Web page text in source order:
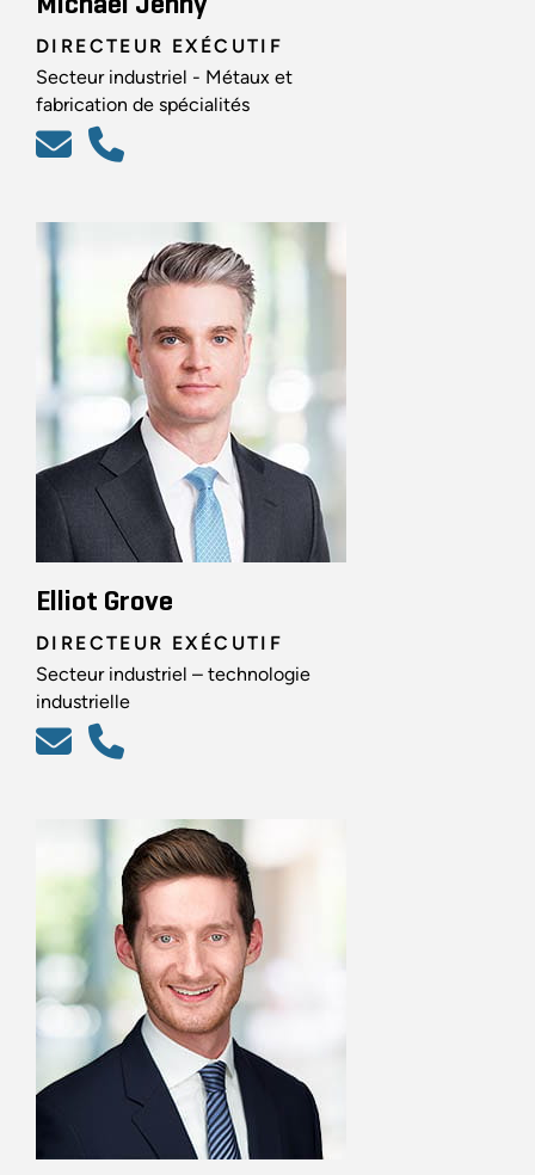
DIRECTEUR EXÉCUTIF
Secteur industriel - Métaux et
fabrication de spécialités
Elliot Grove
DIRECTEUR EXÉCUTIF
Secteur industriel – technologie
industrielle